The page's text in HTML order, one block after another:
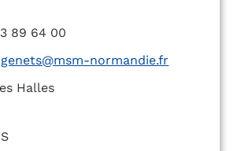
89 64 00
normandie.fr
Halles